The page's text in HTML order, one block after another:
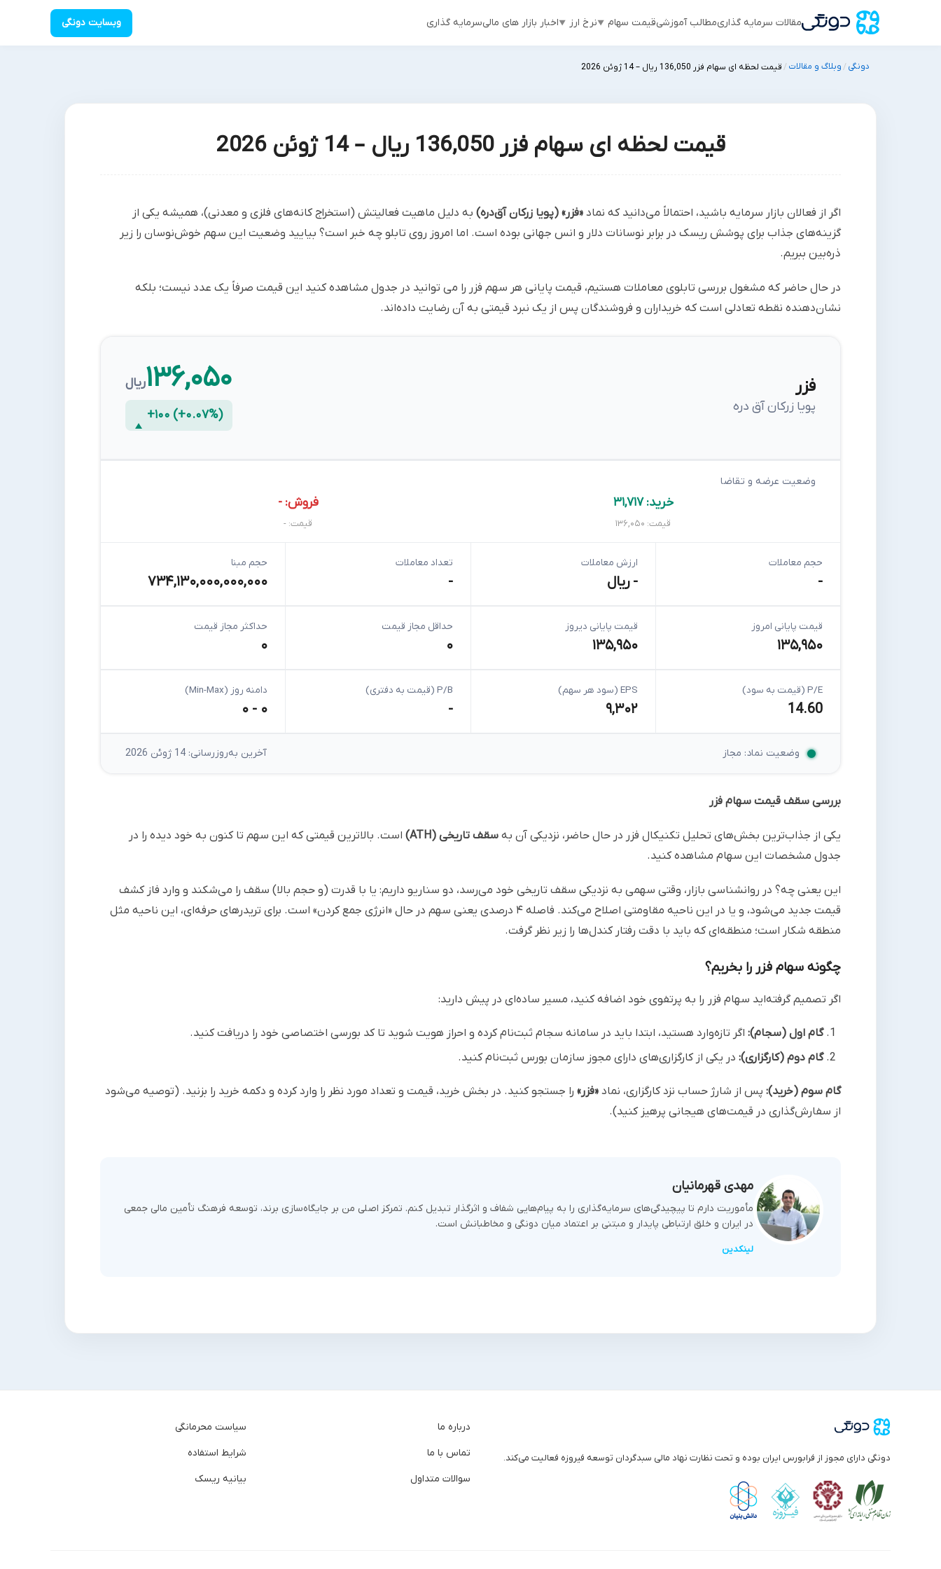
مقالات سرمایه گذاریمطالب آموزشیقیمت سهام نرخ ارز اخبار بازار های مالیسرمایه گذاری وبسایت دونگی
دونگی /وبلاگ و مقالات /قیمت لحظه ای سهام فزر 136,050 ریال – 14 ژوئن 2026
قیمت لحظه ای سهام فزر 136,050 ریال – 14 ژوئن 2026
اگر از فعالان بازار سرمایه باشید، احتمالاً می‌دانید که نماد «فزر» (پویا زرکان آق‌دره) به دلیل ماهیت فعالیتش (استخراج کانه‌‌های فلزی و معدنی)، همیشه یکی از
گزینه‌های جذاب برای پوشش ریسک در برابر نوسانات دلار و انس جهانی بوده است. اما امروز روی تابلو چه خبر است؟ بیایید وضعیت این سهم خوش‌نوسان را زیر
ذره‌بین ببریم.
در حال حاضر که مشغول بررسی تابلوی معاملات هستیم، قیمت پایانی هر سهم فزر را می توانید در جدول مشاهده کنید این قیمت صرفاً یک عدد نیست؛ بلکه
نشان‌دهنده نقطه تعادلی است که خریداران و فروشندگان پس از یک نبرد قیمتی به آن رضایت داده‌اند.
فزر
پویا زرکان آق دره
۱۳۶,۰۵۰ریال
+۱۰۰ (+۰.۰۷%)
وضعیت عرضه و تقاضا
خرید: ۳۱,۷۱۷
قیمت: ۱۳۶,۰۵۰
فروش: -
قیمت: -
حجم معاملات
-
ارزش معاملات
- ریال
تعداد معاملات
-
حجم مبنا
۷۳۴,۱۳۰,۰۰۰,۰۰۰,۰۰۰
قیمت پایانی امروز
۱۳۵,۹۵۰
قیمت پایانی دیروز
۱۳۵,۹۵۰
حداقل مجاز قیمت
۰
حداکثر مجاز قیمت
۰
P/E (قیمت به سود)
14.60
EPS (سود هر سهم)
۹,۳۰۲
P/B (قیمت به دفتری)
-
دامنه روز (Min-Max)
۰ - ۰
وضعیت نماد: مجاز آخرین به‌روزرسانی: 14 ژوئن 2026
بررسی سقف قیمت سهام فزر
یکی از جذاب‌ترین بخش‌های تحلیل تکنیکال فزر در حال حاضر، نزدیکی آن به سقف تاریخی (ATH)
است. بالاترین قیمتی که این سهم تا کنون به خود دیده را در
جدول مشخصات این سهام مشاهده کنید.
این یعنی چه؟ در روانشناسی بازار، وقتی سهمی به نزدیکی سقف تاریخی خود می‌رسد، دو سناریو داریم: یا با قدرت (و حجم بالا) سقف را می‌شکند و وارد فاز کشف
قیمت جدید می‌شود، و یا در این ناحیه مقاومتی اصلاح می‌کند. فاصله ۴ درصدی یعنی سهم در حال «انرژی جمع کردن» است. برای تریدرهای حرفه‌ای، این ناحیه مثل
منطقه شکار است؛ منطقه‌ای که باید با دقت رفتار کندل‌ها را زیر نظر گرفت.
چگونه سهام فزر را بخریم؟
اگر تصمیم گرفته‌اید سهام فزر را به پرتفوی خود اضافه کنید، مسیر ساده‌ای در پیش دارید:
گام اول (سجام): اگر تازه‌وارد هستید، ابتدا باید در سامانه سجام ثبت‌نام کرده و احراز هویت شوید تا کد بورسی اختصاصی خود را دریافت کنید.
گام دوم (کارگزاری): در یکی از کارگزاری‌های دارای مجوز سازمان بورس ثبت‌نام کنید.
گام سوم (خرید): پس از شارژ حساب نزد کارگزاری، نماد «فزر» را جستجو کنید. در بخش خرید، قیمت و تعداد مورد نظر را وارد کرده و دکمه خرید را بزنید. (توصیه می‌شود
از سفارش‌گذاری در قیمت‌های هیجانی پرهیز کنید).
مهدی قهرمانیان
مأموریت دارم تا پیچیدگی‌های سرمایه‌گذاری را به پیام‌هایی شفاف و اثرگذار تبدیل کنم. تمرکز اصلی من بر جایگاه‌سازی برند، توسعه فرهنگ تأمین مالی جمعی
در ایران و خلق ارتباطی پایدار و مبتنی بر اعتماد میان دونگی و مخاطبانش است.
لینکدین
دونگی دارای مجوز از فرابورس ایران بوده و تحت نظارت نهاد مالی سبدگردان توسعه فیروزه فعالیت می‌کند.
درباره ما
تماس با ما
سوالات متداول
سیاست محرمانگی
شرایط استفاده
بیانیه ریسک